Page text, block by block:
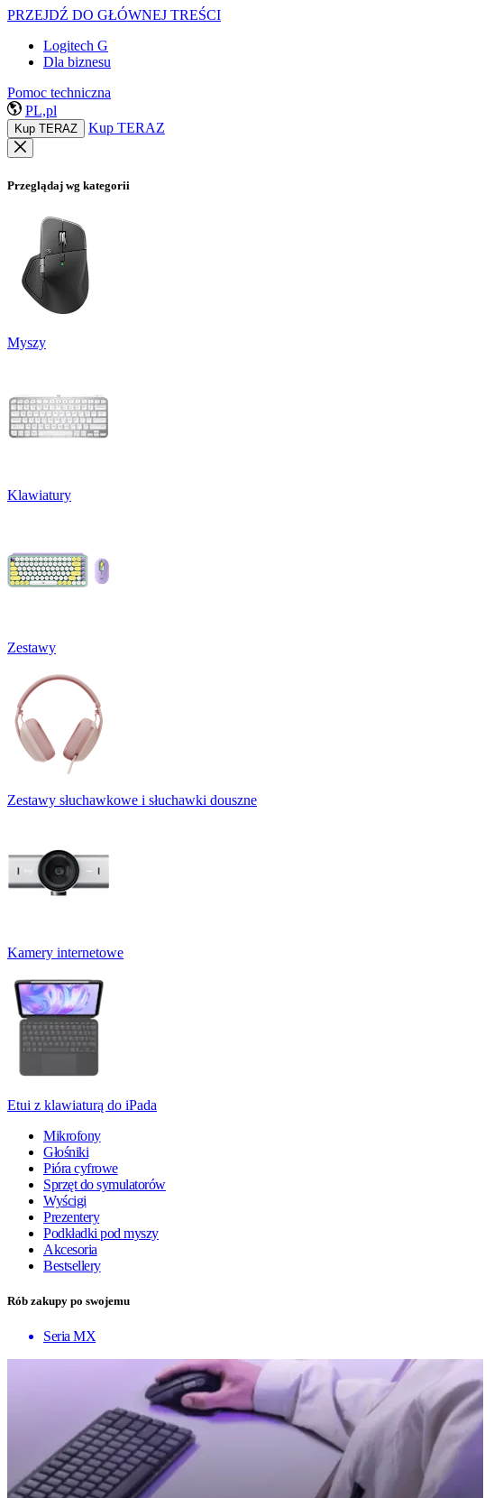
PRZEJDŹ DO GŁÓWNEJ TREŚCI
Logitech G
Dla biznesu
Pomoc techniczna
PL,pl
Kup TERAZ Kup TERAZ
Przeglądaj wg kategorii
Myszy
Klawiatury
Zestawy
Zestawy słuchawkowe i słuchawki douszne
Kamery internetowe
Etui z klawiaturą do iPada
Mikrofony
Głośniki
Pióra cyfrowe
Sprzęt do symulatorów
Wyścigi
Prezentery
Podkładki pod myszy
Akcesoria
Bestsellery
Rób zakupy po swojemu
Seria MX